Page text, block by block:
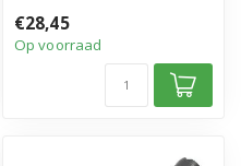
product
• Diameter buis: Ø...
€28,45
Op voorraad